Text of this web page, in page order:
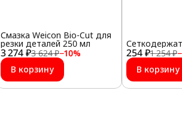
3 274 ₽3 624 ₽−10%
Смазка Weicon Bio-Cut для
резки деталей 250 мл
В корзину
254 ₽1 254 ₽−
В корзину